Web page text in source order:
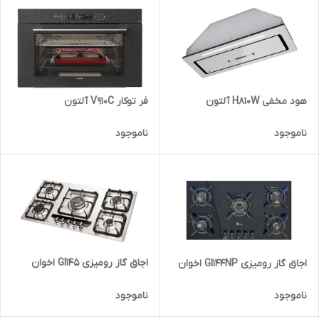
هود مخفی H810W آلتون
ناموجود
فر توکار V910C آلتون
ناموجود
اجاق گاز رومیزی GI144NP اخوان
ناموجود
اجاق گاز رومیزی GI145 اخوان
ناموجود